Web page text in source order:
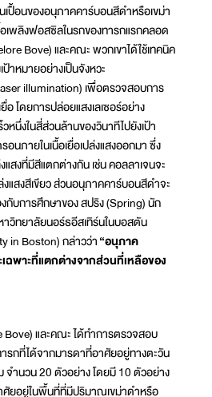
ปื้อนของอนุภาคคาร์บอนสีดำหรือเขม่า
เพลิงฟอสซิลในรกของทารกแรกคลอด
Bove) และคณะ พวกเขาได้ใช้เทคนิค
าหมายอย่างเป็นจังหวะ
illumination) เพื่อตรวจสอบการ
อ โดยการปล่อยแสงเลเซอร์อย่าง
หนึ่งในสี่ส่วนล้านของวินาทีไปยังเป้า
นภายในเนื้อเยื่อเปล่งแสงออกมา ซึ่ง
แสงที่มีสีแตกต่างกัน เช่น คอลลาเจนจะ
งแสงสีเขียว ส่วนอนุภาคคาร์บอนสีดำจะ
กับการศึกษาของ สปริง (Spring) นัก
วิทยาลัยนอร์ธอีสเทิร์นในบอสตัน
in Boston) กล่าวว่า“อนุภาค
พาะที่แตกต่างจากส่วนที่เหลือของ
Bove) และคณะ ได้ทำการตรวจสอบ
รกที่ได้จากมารดาที่อาศัยอยู่ทางตะวัน
จำนวน 20 ตัวอย่าง โดยมี 10 ตัวอย่าง
ยอยู่ในพื้นที่ที่มีปริมาณเขม่าดำหรือ